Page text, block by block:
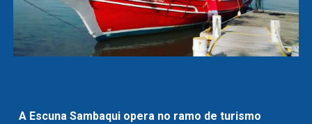
A Escuna Sambaqui opera no ramo de turismo